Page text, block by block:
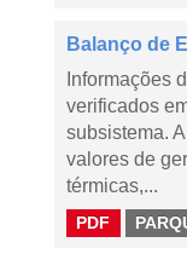
Balanço de
Informações
verificados
subsistema.
valores de
térmicas,...
PDF